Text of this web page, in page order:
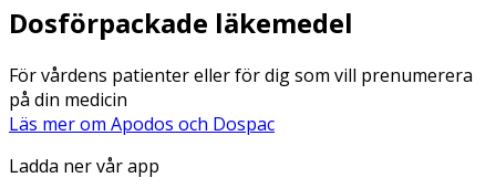
Dosförpackade läkemedel
För vårdens patienter eller för dig som vill prenumerera
på din medicin
Läs mer om Apodos och Dospac
Ladda ner vår app